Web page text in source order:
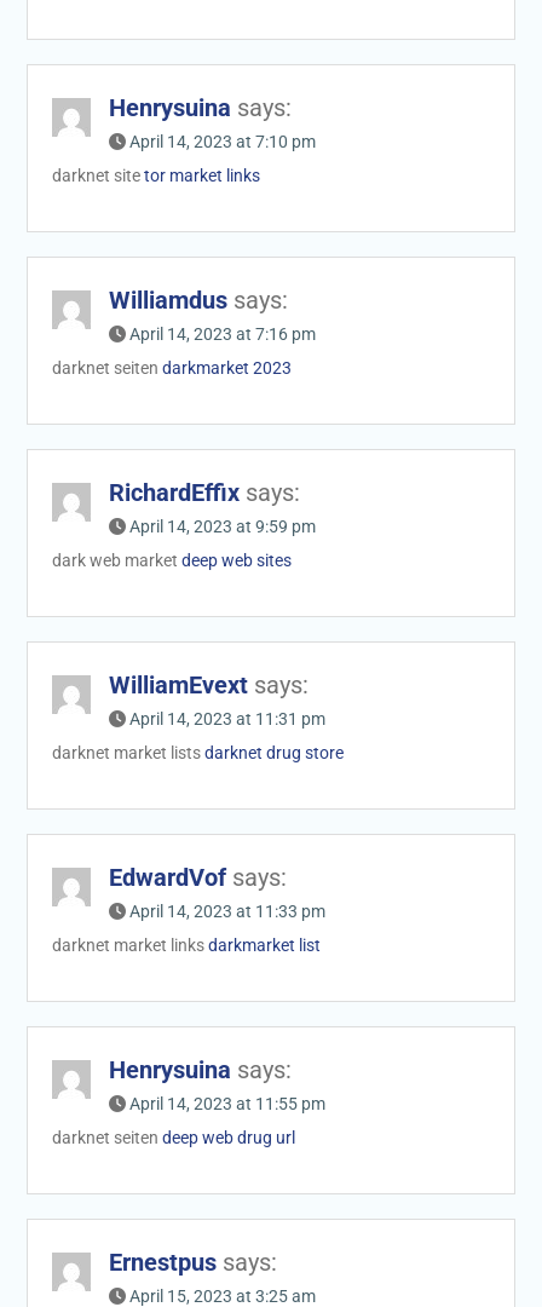
Henrysuina says:
April 14, 2023 at 7:10 pm
darknet sitetor market links
Williamdus says:
April 14, 2023 at 7:16 pm
darknet seiten darkmarket 2023
RichardEffix says:
April 14, 2023 at 9:59 pm
dark web market deep web sites
WilliamEvext says:
April 14, 2023 at 11:31 pm
darknet market listsdarknet drug store
EdwardVof says:
April 14, 2023 at 11:33 pm
darknet market linksdarkmarket list
Henrysuina says:
April 14, 2023 at 11:55 pm
darknet seiten deep web drug url
Ernestpus says:
April 15, 2023 at 3:25 am